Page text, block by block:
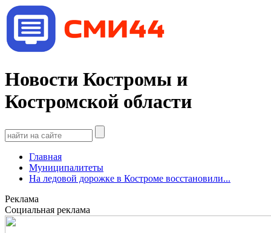
Новости Костромы и
Костромской области
Главная
Муниципалитеты
На ледовой дорожке в Костроме восстановили...
Реклама
Социальная реклама